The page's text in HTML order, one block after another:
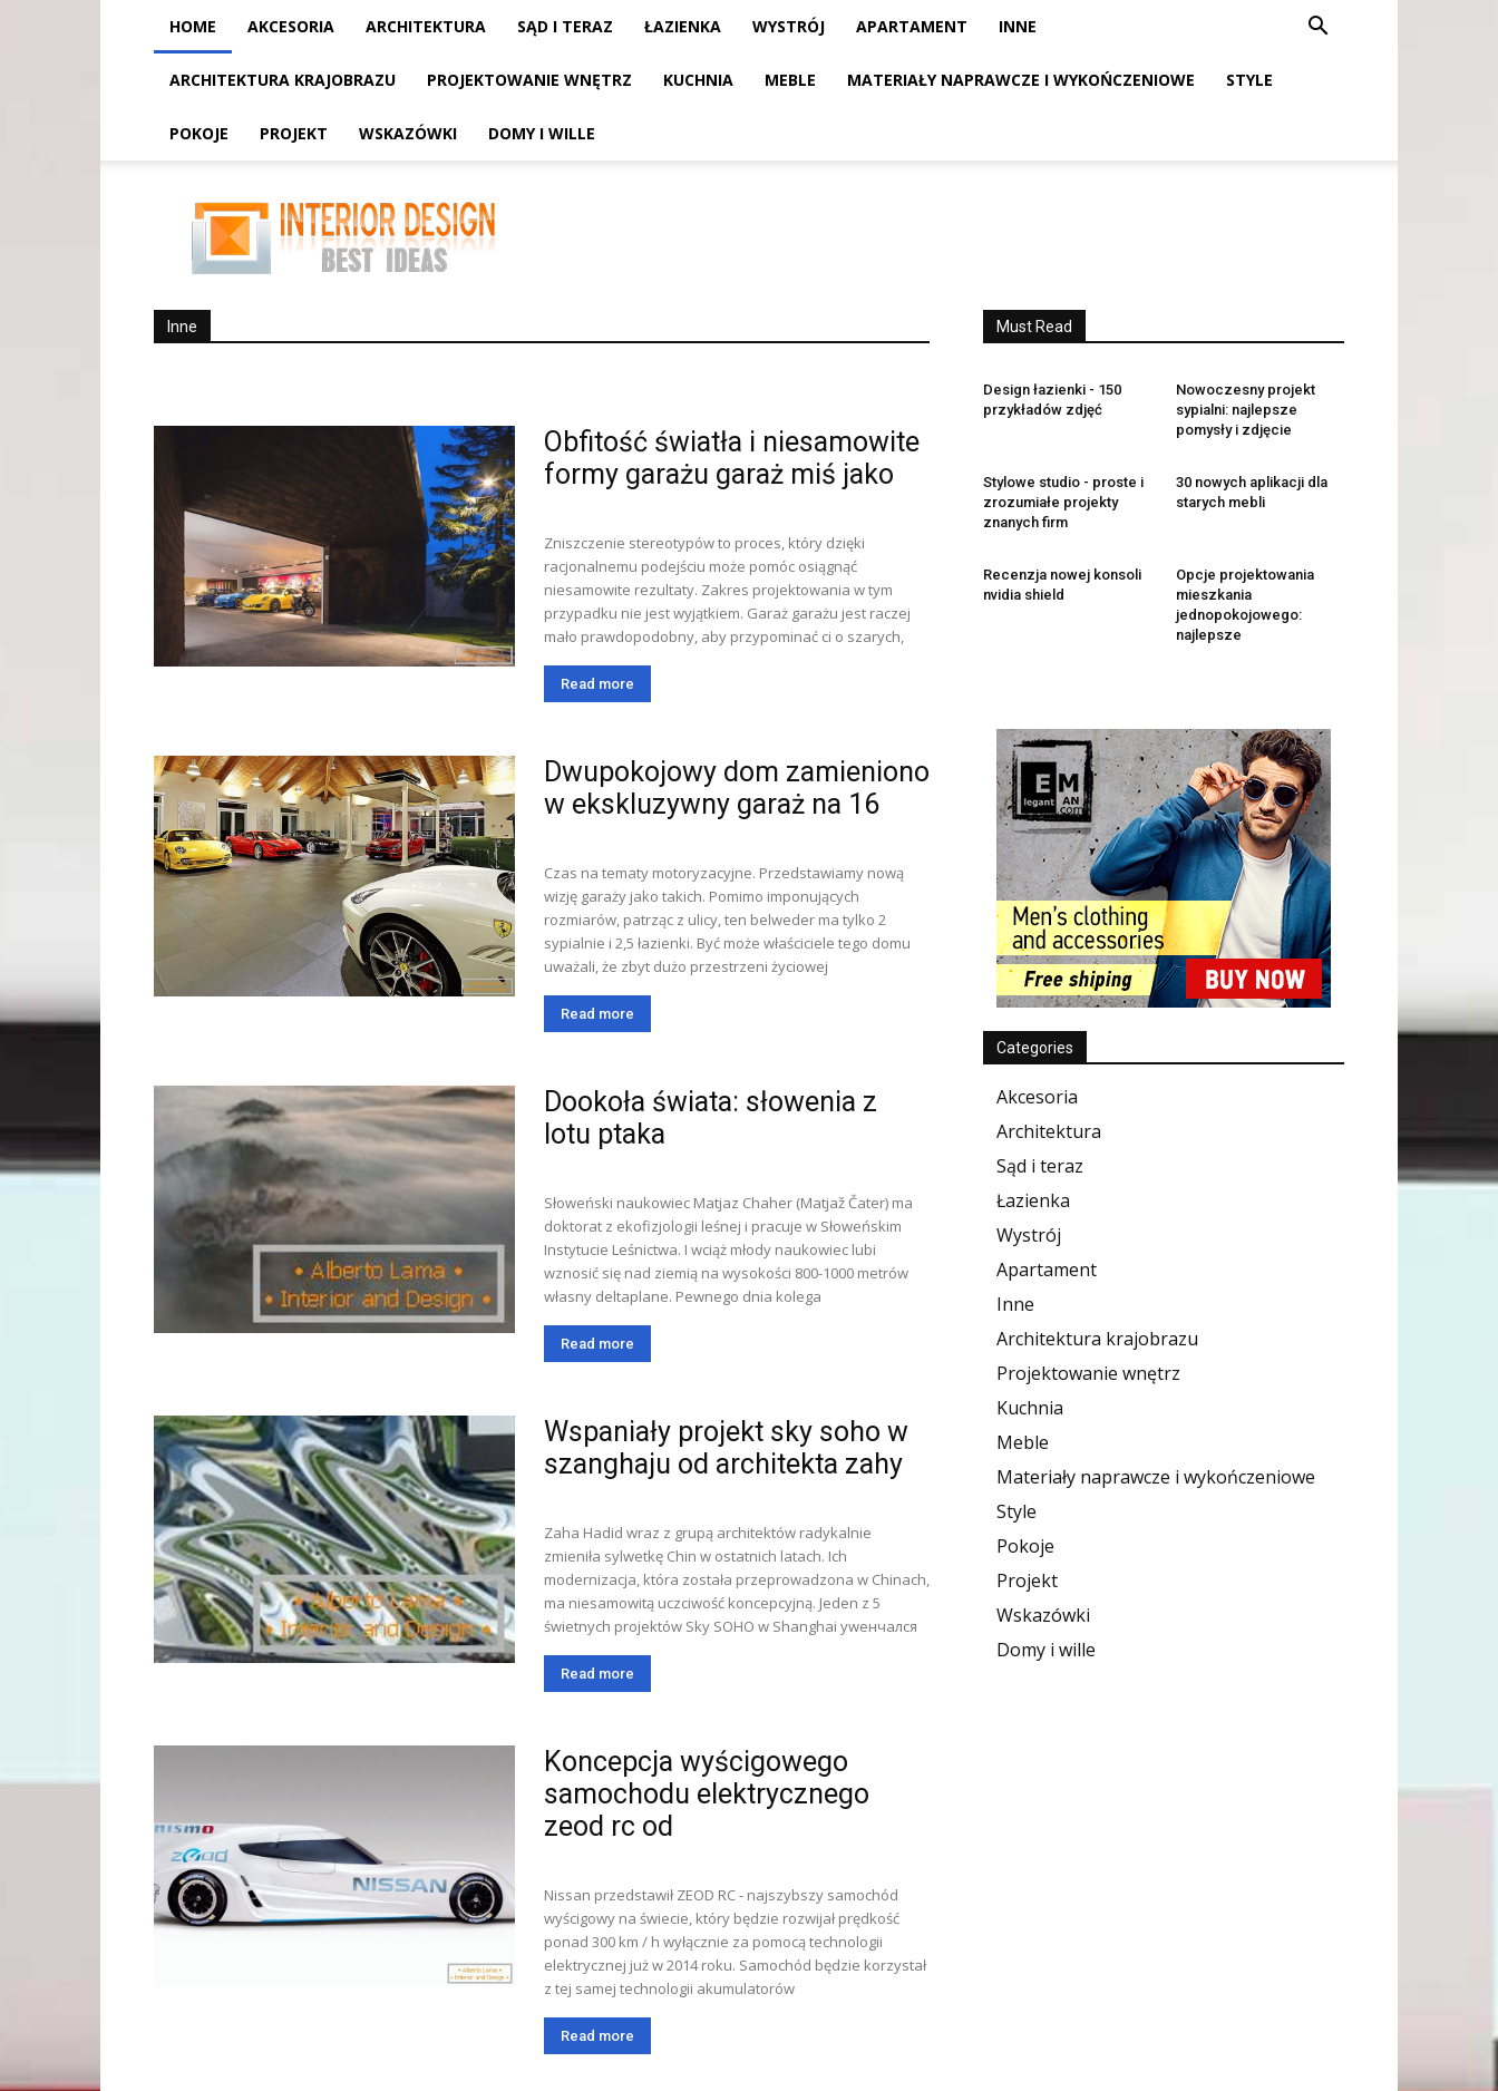
HOME AKCESORIA ARCHITEKTURA SĄD I TERAZ ŁAZIENKA WYSTRÓJ APARTAMENT INNE
ARCHITEKTURA KRAJOBRAZU PROJEKTOWANIE WNĘTRZ KUCHNIA MEBLE MATERIAŁY NAPRAWCZE I WYKOŃCZENIOWE STYLE
POKOJE PROJEKT WSKAZÓWKI DOMY I WILLE
Inne
Obfitość światła i niesamowite
formy garażu garaż miś jako
Zniszczenie stereotypów to proces, który dzięki
racjonalnemu podejściu może pomóc osiągnąć
niesamowite rezultaty. Zakres projektowania w tym
przypadku nie jest wyjątkiem. Garaż garażu jest raczej
mało prawdopodobny, aby przypominać ci o szarych,
Read more
Dwupokojowy dom zamieniono
w ekskluzywny garaż na 16
Czas na tematy motoryzacyjne. Przedstawiamy nową
wizję garaży jako takich. Pomimo imponujących
rozmiarów, patrząc z ulicy, ten belweder ma tylko 2
sypialnie i 2,5 łazienki. Być może właściciele tego domu
uważali, że zbyt dużo przestrzeni życiowej
Read more
Dookoła świata: słowenia z
lotu ptaka
Słoweński naukowiec Matjaz Chaher (Matjaž Čater) ma
doktorat z ekofizjologii leśnej i pracuje w Słoweńskim
Instytucie Leśnictwa. I wciąż młody naukowiec lubi
wznosić się nad ziemią na wysokości 800-1000 metrów
własny deltaplane. Pewnego dnia kolega
Read more
Wspaniały projekt sky soho w
szanghaju od architekta zahy
Zaha Hadid wraz z grupą architektów radykalnie
zmieniła sylwetkę Chin w ostatnich latach. Ich
modernizacja, która została przeprowadzona w Chinach,
ma niesamowitą uczciwość koncepcyjną. Jeden z 5
świetnych projektów Sky SOHO w Shanghai уwенчался
Read more
Koncepcja wyścigowego
samochodu elektrycznego
zeod rc od
Nissan przedstawił ZEOD RC - najszybszy samochód
wyścigowy na świecie, który będzie rozwijał prędkość
ponad 300 km / h wyłącznie za pomocą technologii
elektrycznej już w 2014 roku. Samochód będzie korzystał
z tej samej technologii akumulatorów
Read more
Must Read
Design łazienki - 150
przykładów zdjęć
Nowoczesny projekt
sypialni: najlepsze
pomysły i zdjęcie
Stylowe studio - proste i
zrozumiałe projekty
znanych firm
30 nowych aplikacji dla
starych mebli
Recenzja nowej konsoli
nvidia shield
Opcje projektowania
mieszkania
jednopokojowego:
najlepsze
Categories
Akcesoria
Architektura
Sąd i teraz
Łazienka
Wystrój
Apartament
Inne
Architektura krajobrazu
Projektowanie wnętrz
Kuchnia
Meble
Materiały naprawcze i wykończeniowe
Style
Pokoje
Projekt
Wskazówki
Domy i wille